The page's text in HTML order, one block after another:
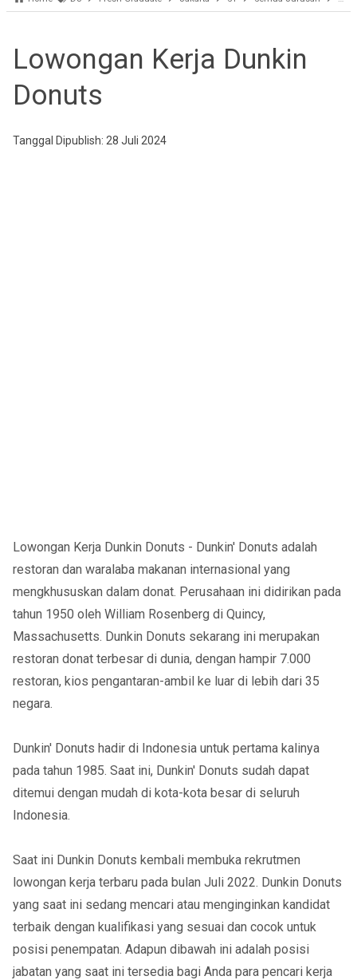
Lowongan Kerja Dunkin
Donuts
Tanggal Dipublish: 28 Juli 2024
Lowongan Kerja Dunkin Donuts - Dunkin' Donuts adalah
restoran dan waralaba makanan internasional yang
mengkhususkan dalam donat. Perusahaan ini didirikan pada
tahun 1950 oleh William Rosenberg di Quincy,
Massachusetts. Dunkin Donuts sekarang ini merupakan
restoran donat terbesar di dunia, dengan hampir 7.000
restoran, kios pengantaran-ambil ke luar di lebih dari 35
negara.
Dunkin' Donuts hadir di Indonesia untuk pertama kalinya
pada tahun 1985. Saat ini, Dunkin' Donuts sudah dapat
ditemui dengan mudah di kota-kota besar di seluruh
Indonesia.
Saat ini Dunkin Donuts kembali membuka rekrutmen
lowongan kerja terbaru pada bulan Juli 2022. Dunkin Donuts
yang saat ini sedang mencari atau menginginkan kandidat
terbaik dengan kualifikasi yang sesuai dan cocok untuk
posisi penempatan. Adapun dibawah ini adalah posisi
jabatan yang saat ini tersedia bagi Anda para pencari kerja